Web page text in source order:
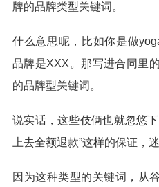
牌的品牌类型关键词。
什么意思呢，比如你是做
品牌是XXX。那写进合同里
的品牌型关键词。
说实话，这些伎俩也就忽悠
上去全额退款”这样的保证，
因为这种类型的关键词，从